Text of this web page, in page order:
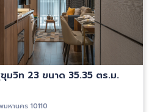
มวิท 23 ขนาด 35.35 ตร.ม.
หานคร 10110